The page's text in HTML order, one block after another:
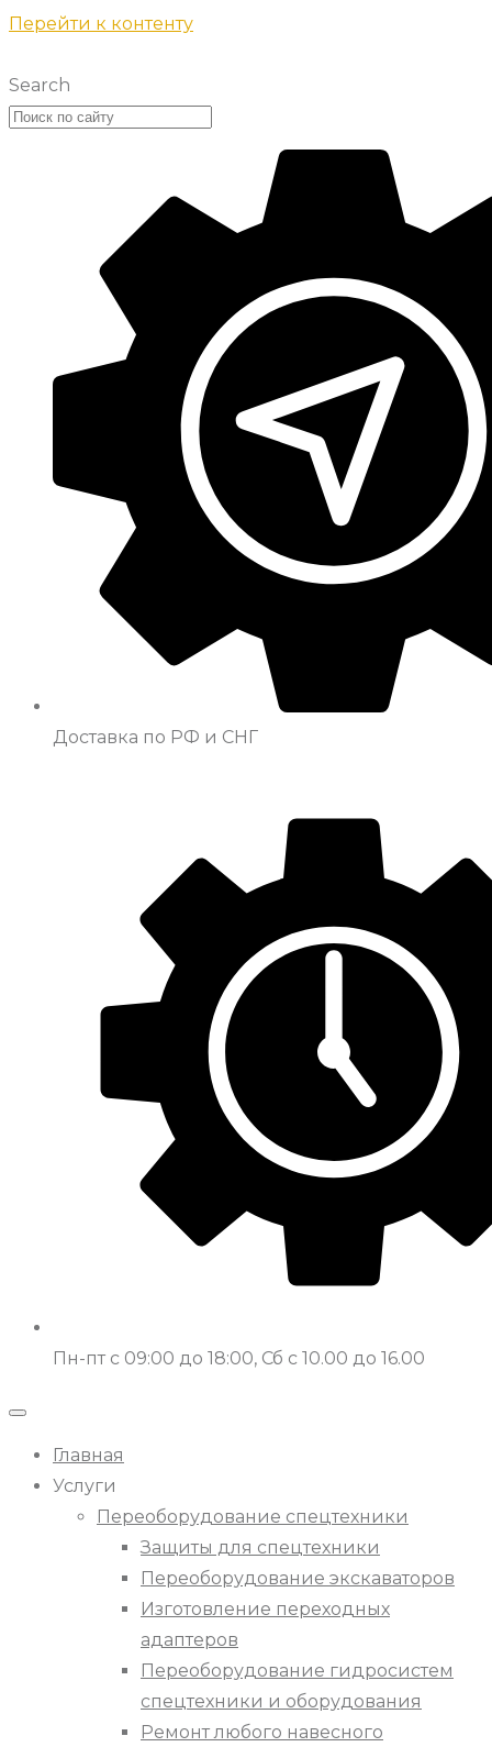
Перейти к контенту
Search
Доставка по РФ и СНГ
Пн-пт с 09:00 до 18:00, Сб с 10.00 до 16.00
Главная
Услуги
Переоборудование спецтехники
Защиты для спецтехники
Переоборудование экскаваторов
Изготовление переходных
адаптеров
Переоборудование гидросистем
спецтехники и оборудования
Ремонт любого навесного